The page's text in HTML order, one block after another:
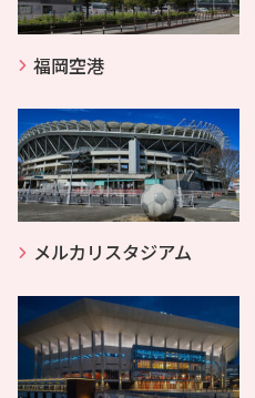
福岡空港
メルカリスタジアム